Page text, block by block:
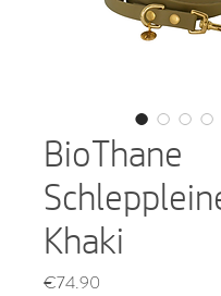
BioThane
Khaki
€74.90